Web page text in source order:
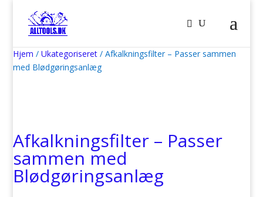
Hjem /Ukategoriseret / Afkalkningsfilter – Passer sammen
med Blødgøringsanlæg
Afkalkningsfilter – Passer
sammen med
Blødgøringsanlæg